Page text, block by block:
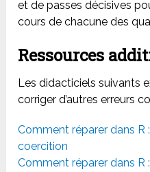
et de passes décisives
cours de chacune des
Ressources
Les didacticiels suivants
corriger d’autres erreurs
Comment réparer dans R
coercition
Comment réparer dans R